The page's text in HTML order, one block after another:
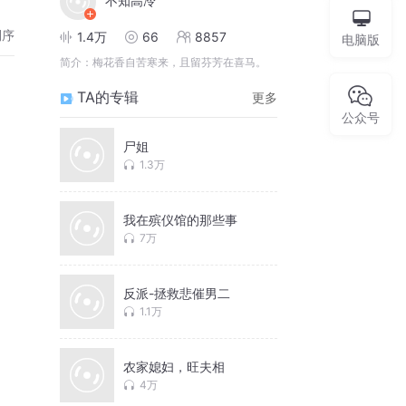
1.4万 66 8857
简介： 梅花香自苦寒来，且留芬芳在喜马。
TA的专辑 更多
尸姐
1.3万
我在殡仪馆的那些事
7万
反派-拯救悲催男二
1.1万
农家媳妇，旺夫相
4万
电脑版
公众号